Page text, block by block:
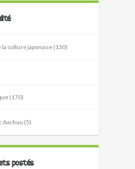
culture japonaise (130)
(170)
Axchuu (5)
postés